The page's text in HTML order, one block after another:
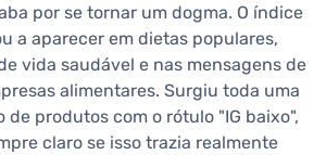
por se tornar um dogma. O índice
a aparecer em dietas populares,
vida saudável e nas mensagens de
alimentares. Surgiu toda uma
produtos com o rótulo "IG baixo",
claro se isso trazia realmente